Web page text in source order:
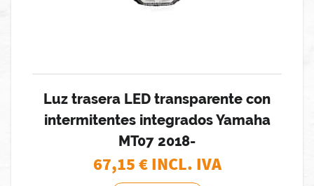
Luz trasera LED transparente con
intermitentes integrados Yamaha
MT07 2018-
67,15€ INCL. IVA